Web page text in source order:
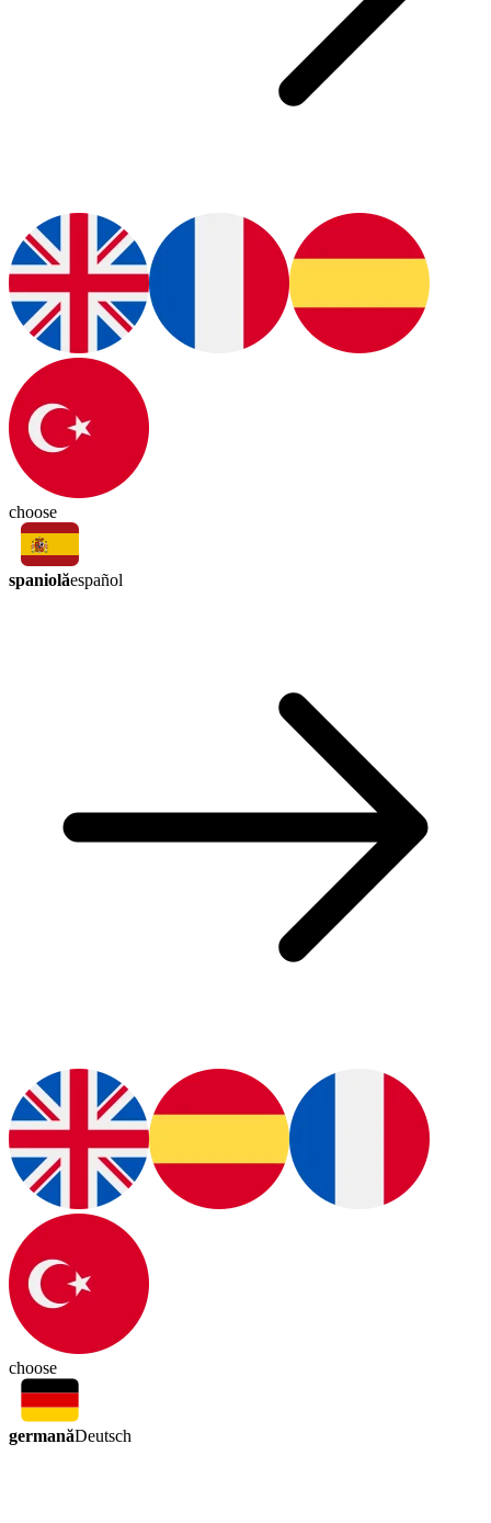
choose
spaniolăespañol
choose
germanăDeutsch